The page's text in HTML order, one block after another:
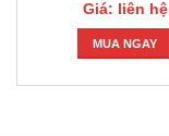
Giá: liên hệ
MUA NGAY